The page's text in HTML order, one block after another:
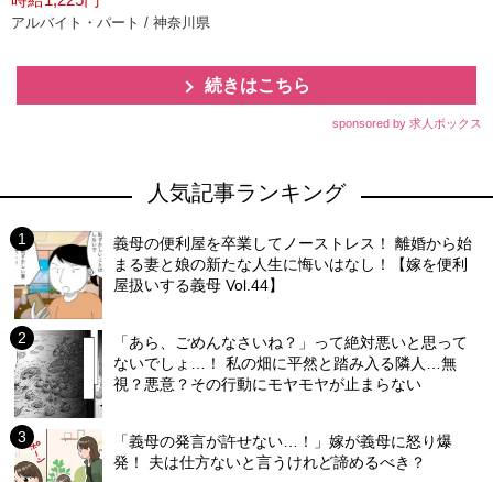
アルバイト・パート / 神奈川県
続きはこちら
sponsored by 求人ボックス
人気記事ランキング
義母の便利屋を卒業してノーストレス！ 離婚から始
まる妻と娘の新たな人生に悔いはなし！【嫁を便利
屋扱いする義母 Vol.44】
「あら、ごめんなさいね？」って絶対悪いと思って
ないでしょ…！ 私の畑に平然と踏み入る隣人…無
視？悪意？その行動にモヤモヤが止まらない
「義母の発言が許せない…！」嫁が義母に怒り爆
発！ 夫は仕方ないと言うけれど諦めるべき？